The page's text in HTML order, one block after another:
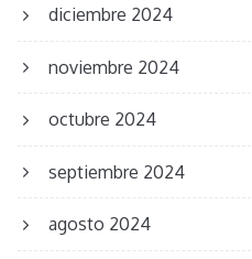
diciembre 2024
noviembre 2024
octubre 2024
septiembre 2024
agosto 2024